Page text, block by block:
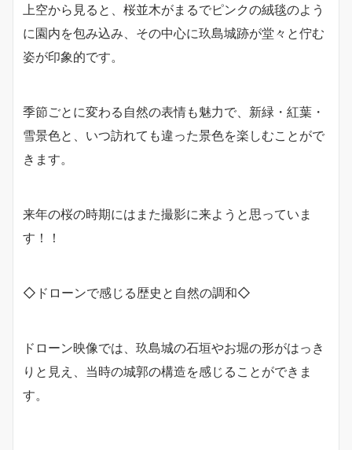
上空から見ると、桜並木がまるでピンクの絨毯のよう
に園内を包み込み、その中心に玖島城跡が堂々と佇む
姿が印象的です。
季節ごとに変わる自然の表情も魅力で、新緑・紅葉・
雪景色と、いつ訪れても違った景色を楽しむことがで
きます。
来年の桜の時期にはまた撮影に来ようと思っていま
す！！
◇ドローンで感じる歴史と自然の調和◇
ドローン映像では、玖島城の石垣やお堀の形がはっき
りと見え、当時の城郭の構造を感じることができま
す。